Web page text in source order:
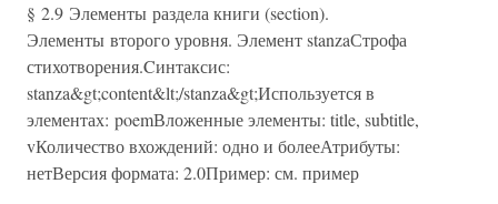
§ 2.9 Элементы раздела книги (section).
Элементы второго уровня. Элемент stanzaСтрофа
стихотворения.Cинтаксис:
stanza&gt;content&lt;/stanza&gt;Используется в
элементах: poemВложенные элементы: title, subtitle,
vКоличество вхождений: одно и болееАтрибуты:
нетВерсия формата: 2.0Пример: см. пример